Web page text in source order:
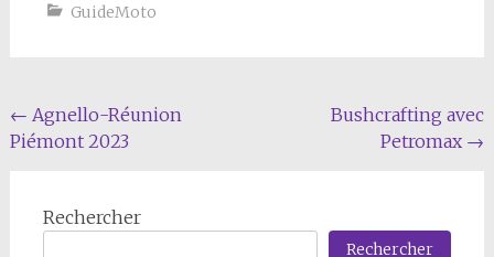
GuideMoto
Navigation
de
← Agnello-Réunion
Piémont 2023
Bushcrafting avec
Petromax →
Rechercher
Rechercher